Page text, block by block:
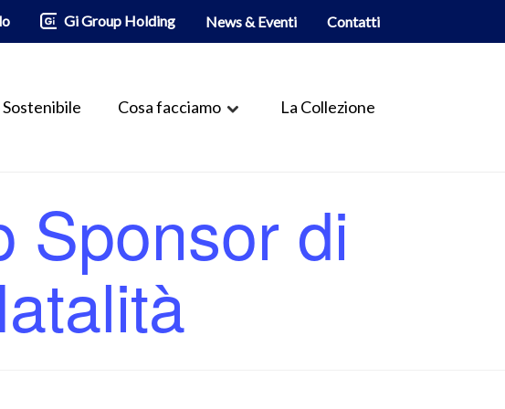
Gi Group Holding News & Eventi Contatti
Cosa facciamo La Collezione
Sponsor di